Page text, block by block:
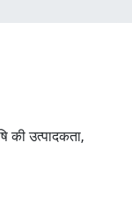
की उत्पादकता,